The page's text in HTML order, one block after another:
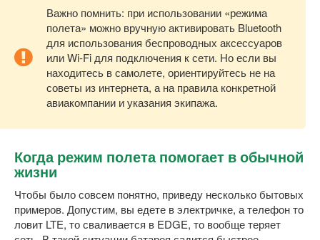
Важно помнить: при использовании «режима
полета» можно вручную активировать Bluetooth
для использования беспроводных аксессуаров
или Wi-Fi для подключения к сети. Но если вы
находитесь в самолете, ориентируйтесь не на
советы из интернета, а на правила конкретной
авиакомпании и указания экипажа.
Когда режим полета помогает в обычной
жизни
Чтобы было совсем понятно, приведу несколько бытовых
примеров. Допустим, вы едете в электричке, а телефон то
ловит LTE, то сваливается в EDGE, то вообще теряет